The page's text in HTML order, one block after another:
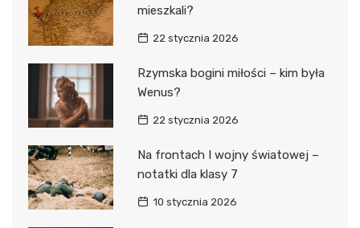
mieszkali?
22 stycznia 2026
Rzymska bogini miłości – kim była
Wenus?
22 stycznia 2026
Na frontach I wojny światowej –
notatki dla klasy 7
10 stycznia 2026